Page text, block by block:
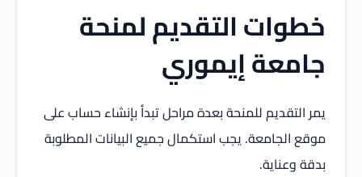
خطوات التقديم لمنحة
جامعة إيموري
يمر التقديم للمنحة بعدة مراحل تبدأ بإنشاء حساب على
موقع الجامعة. يجب استكمال جميع البيانات المطلوبة
بدقة وعناية.